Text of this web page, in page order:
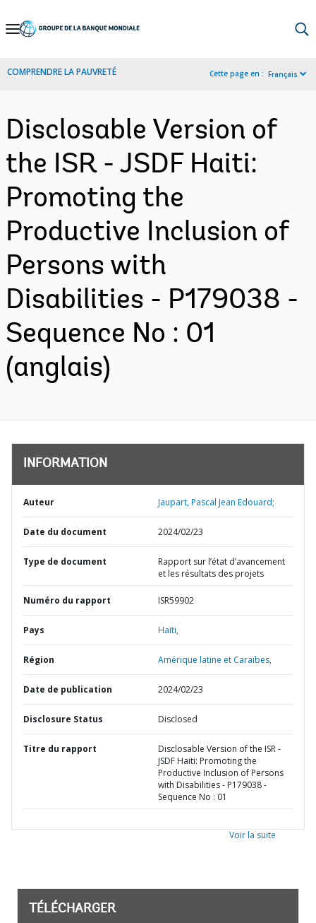
Skip
Navigation
COMPRENDRE LA PAUVRETÉ Cette page en : Français
Disclosable Version of
the ISR - JSDF Haiti:
Promoting the
Productive Inclusion of
Persons with
Disabilities - P179038 -
Sequence No : 01
(anglais)
INFORMATION
Auteur Jaupart, Pascal Jean Edouard;
Date du document 2024/02/23
Type de document
Rapport sur l’état d’avancement
et les résultats des projets
Numéro du rapport ISR59902
Pays Haïti,
Région Amérique latine et Caraïbes,
Date de publication 2024/02/23
Disclosure Status Disclosed
Titre du rapport
Disclosable Version of the ISR -
JSDF Haiti: Promoting the
Productive Inclusion of Persons
with Disabilities - P179038 -
Sequence No : 01
Voir la suite
TÉLÉCHARGER